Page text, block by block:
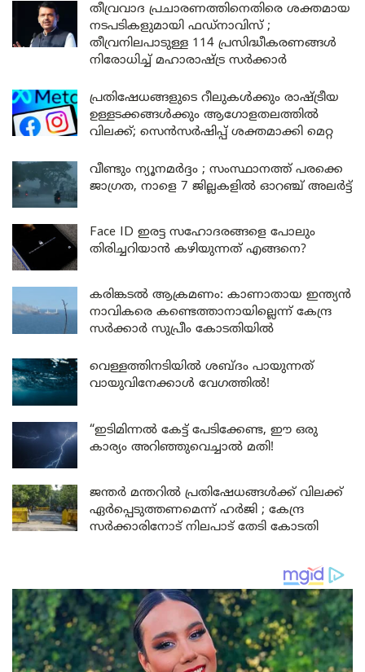
തീവ്രവാദ പ്രചാരണത്തിനെതിരെ ശക്തമായ
നടപടികളുമായി ഫഡ്നാവിസ് ;
തീവ്രനിലപാടുള്ള 114 പ്രസിദ്ധീകരണങ്ങൾ
നിരോധിച്ച് മഹാരാഷ്ട്ര സർക്കാർ
പ്രതിഷേധങ്ങളുടെ റീലുകൾക്കും രാഷ്ട്രീയ
ഉള്ളടക്കങ്ങൾക്കും ആഗോളതലത്തിൽ
വിലക്ക്; സെൻസർഷിപ്പ് ശക്തമാക്കി മെറ്റ
വീണ്ടും ന്യൂനമർദ്ദം ; സംസ്ഥാനത്ത് പരക്കെ
ജാഗ്രത, നാളെ 7 ജില്ലകളിൽ ഓറഞ്ച് അലർട്ട്
Face ID ഇരട്ട സഹോദരങ്ങളെ പോലും
തിരിച്ചറിയാൻ കഴിയുന്നത് എങ്ങനെ?
കരിങ്കടൽ ആക്രമണം: കാണാതായ ഇന്ത്യൻ
നാവികരെ കണ്ടെത്താനായില്ലെന്ന് കേന്ദ്ര
സർക്കാർ സുപ്രീം കോടതിയിൽ
വെള്ളത്തിനടിയിൽ ശബ്ദം പായുന്നത്
വായുവിനേക്കാൾ വേഗത്തിൽ!
“ഇടിമിന്നൽ കേട്ട് പേടിക്കേണ്ട, ഈ ഒരു
കാര്യം അറിഞ്ഞുവെച്ചാൽ മതി!
ജന്തർ മന്തറിൽ പ്രതിഷേധങ്ങൾക്ക് വിലക്ക്
ഏർപ്പെടുത്തണമെന്ന് ഹർജി ; കേന്ദ്ര
സർക്കാരിനോട് നിലപാട് തേടി കോടതി